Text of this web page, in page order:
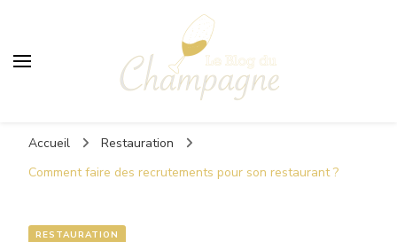
Accueil
Restauration
Comment faire des recrutements pour son restaurant ?
RESTAURATION